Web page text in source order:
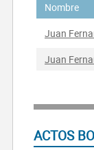
Nombre
Juan
Juan
ACTOS